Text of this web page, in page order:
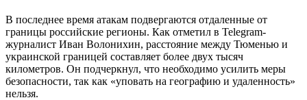
В последнее время атакам подвергаются отдаленные от
границы российские регионы. Как отметил в Telegram-
журналист Иван Волонихин, расстояние между Тюменью и
украинской границей составляет более двух тысяч
километров. Он подчеркнул, что необходимо усилить меры
безопасности, так как «уповать на географию и удаленность»
нельзя.